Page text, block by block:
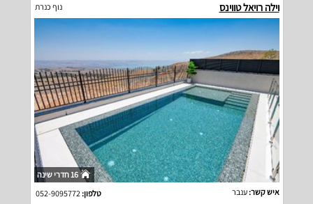
וילה רויאל טווינס נוף כנרת
16 חדרי שינה
איש קשר:ענבר טלפון: